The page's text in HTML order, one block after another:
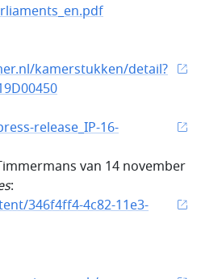
kamerstukken/detail?
release_IP-16-
van 14 november
:
346f4ff4-4c82-11e3-